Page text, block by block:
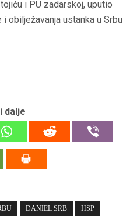
i PU zadarskoj, uputio
obilježavanja ustanka u Srbu
dalje
DANIEL SRB HSP